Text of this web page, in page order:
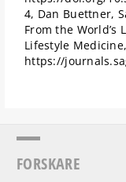
4, Dan Buettner,
From the World’s
Lifestyle
https://
FORSKARE